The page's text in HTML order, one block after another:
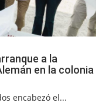
a la
en la colonia
encabezó el...